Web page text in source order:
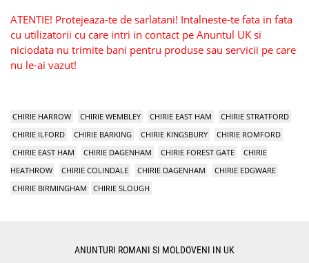
ATENTIE! Protejeaza-te de sarlatani! Intalneste-te fata in fata
cu utilizatorii cu care intri in contact pe Anuntul UK si
niciodata nu trimite bani pentru produse sau servicii pe care
nu le-ai vazut!
CHIRIE HARROW CHIRIE WEMBLEY CHIRIE EAST HAM
CHIRIE STRATFORD
CHIRIE ILFORD
CHIRIE BARKING CHIRIE KINGSBURY
CHIRIE ROMFORD
CHIRIE EAST HAM
CHIRIE DAGENHAM CHIRIE FOREST GATE
CHIRIE
HEATHROW
CHIRIE COLINDALE CHIRIE DAGENHAM
CHIRIE EDGWARE
CHIRIE BIRMINGHAM
CHIRIE SLOUGH
ANUNTURI ROMANI SI MOLDOVENI IN UK